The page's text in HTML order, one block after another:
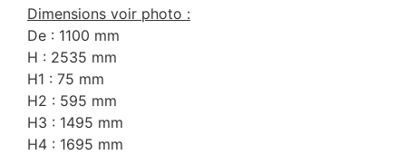
Dimensions voir photo :
De : 1100 mm
H : 2535 mm
H1 : 75 mm
H2 : 595 mm
H3 : 1495 mm
H4 : 1695 mm